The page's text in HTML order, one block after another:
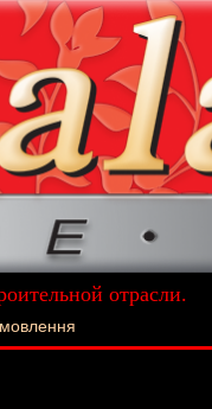
отрасли.
La Scala!